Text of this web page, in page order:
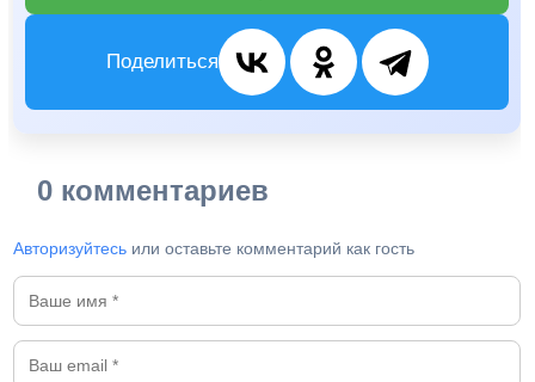
Поделиться
0 комментариев
Авторизуйтесь или оставьте комментарий как гость